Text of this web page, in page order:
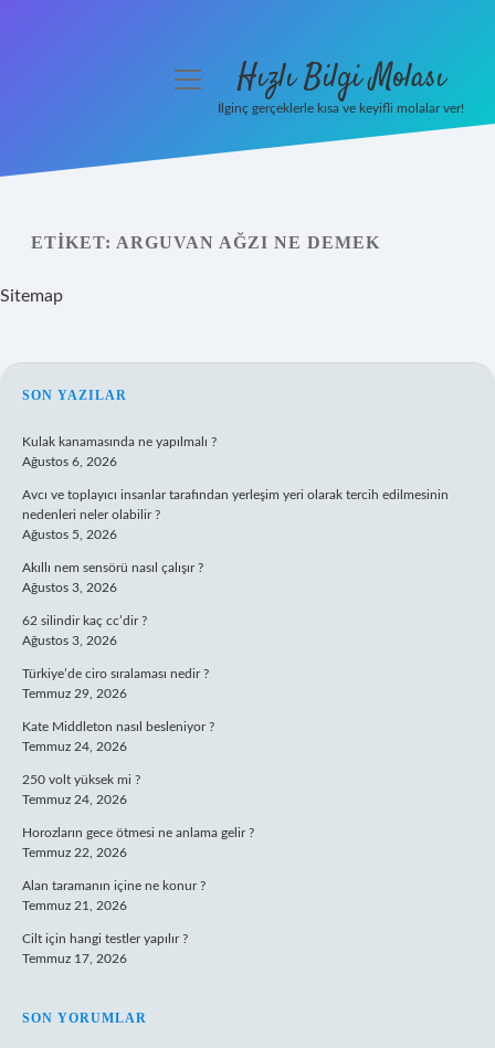
Yasal Uyarı
Hakkımızda
menüyüHızlı Bilgi Molası
İlginç gerçeklerle kısa ve keyifli molalar ver!
ETIKET: ARGUVAN AĞZI NE DEMEK
Sitemap
SIDEBAR
SON YAZILAR
Kulak kanamasında ne yapılmalı ?
Ağustos 6, 2026
Avcı ve toplayıcı insanlar tarafından yerleşim yeri olarak tercih edilmesinin
nedenleri neler olabilir ?
Ağustos 5, 2026
Akıllı nem sensörü nasıl çalışır ?
Ağustos 3, 2026
62 silindir kaç cc’dir ?
Ağustos 3, 2026
Türkiye’de ciro sıralaması nedir ?
Temmuz 29, 2026
Kate Middleton nasıl besleniyor ?
Temmuz 24, 2026
250 volt yüksek mi ?
Temmuz 24, 2026
Horozların gece ötmesi ne anlama gelir ?
Temmuz 22, 2026
Alan taramanın içine ne konur ?
Temmuz 21, 2026
Cilt için hangi testler yapılır ?
Temmuz 17, 2026
SON YORUMLAR